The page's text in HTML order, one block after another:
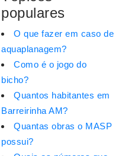
populares
O que fazer em caso de
aquaplanagem?
Como é o jogo do
bicho?
Quantos habitantes em
Barreirinha AM?
Quantas obras o MASP
possui?